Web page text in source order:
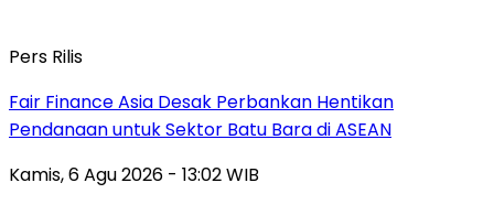
Pers Rilis
Fair Finance Asia Desak Perbankan Hentikan
Pendanaan untuk Sektor Batu Bara di ASEAN
Kamis, 6 Agu 2026 - 13:02 WIB